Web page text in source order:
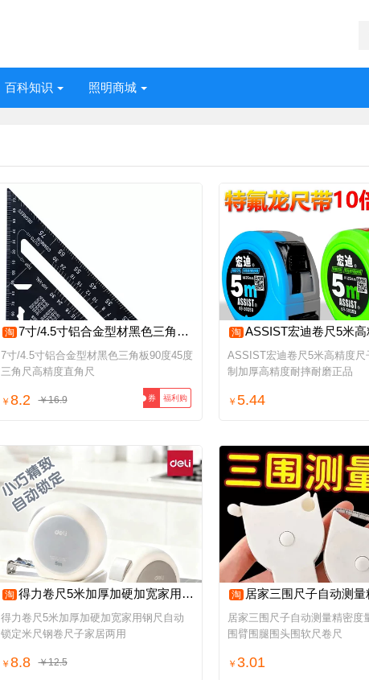
百科知识 照明商城
淘 7寸/4.5寸铝合金型材黑色三角板90度45度三角尺高精度直角尺
7寸/4.5寸铝合金型材黑色三角板90度45度
三角尺高精度直角尺
￥ 8.2 ￥16.9 券 福利购
淘 ASSIST宏迪卷尺5米高精度尺子钢卷尺公制加厚高精
ASSIST宏迪卷尺5米高精度尺
制加厚高精度耐摔耐磨正品
￥ 5.44
淘 得力卷尺5米加厚加硬加宽家用钢尺自动锁定米尺钢卷尺子家居两用
得力卷尺5米加厚加硬加宽家用钢尺自动
锁定米尺钢卷尺子家居两用
￥ 8.8 ￥12.5
淘 居家三围尺子自动测量精密度量围度尺腰围臂围腿
居家三围尺子自动测量精密度
围臂围腿围头围软尺卷尺
￥ 3.01